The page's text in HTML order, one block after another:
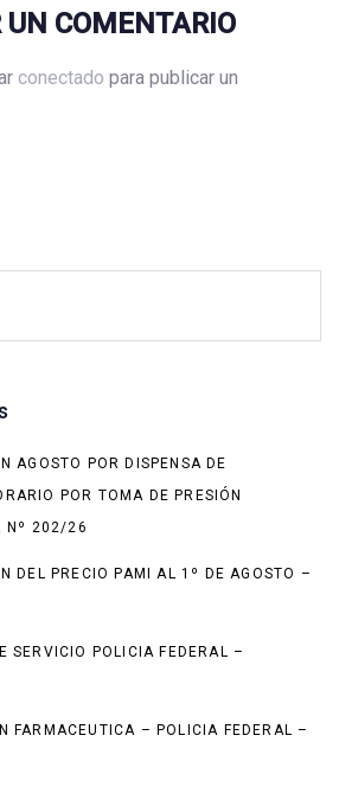
UN COMENTARIO
conectado para publicar un
AGOSTO POR DISPENSA DE
POR TOMA DE PRESIÓN
Nº 202/26
DEL PRECIO PAMI AL 1º DE AGOSTO –
SERVICIO POLICIA FEDERAL –
FARMACEUTICA – POLICIA FEDERAL –